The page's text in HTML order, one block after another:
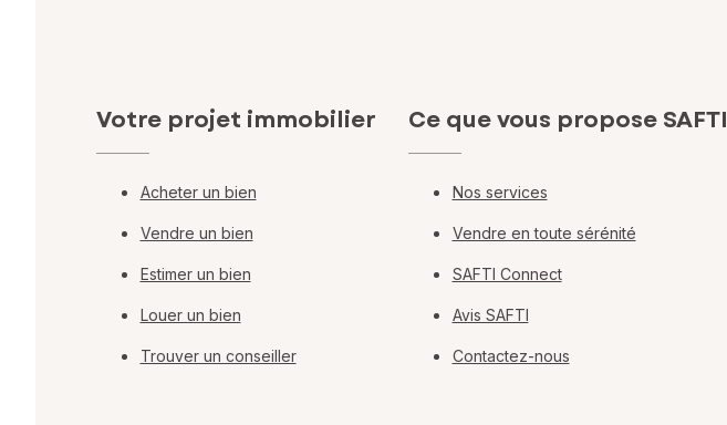
Votre projet immobilier
Acheter un bien
Vendre un bien
Estimer un bien
Louer un bien
Trouver un conseiller
Ce que vous propose SAFTI
Nos services
Vendre en toute sérénité
SAFTI Connect
Avis SAFTI
Contactez-nous